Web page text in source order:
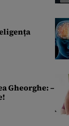
Gheorghe: –